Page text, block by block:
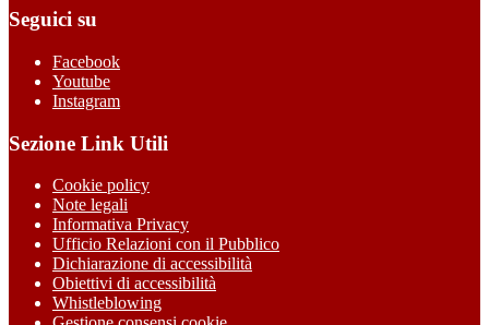
Seguici su
Facebook
Youtube
Instagram
Sezione Link Utili
Cookie policy
Note legali
Informativa Privacy
Ufficio Relazioni con il Pubblico
Dichiarazione di accessibilità
Obiettivi di accessibilità
Whistleblowing